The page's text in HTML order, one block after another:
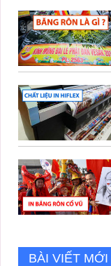
BÀI VIẾT